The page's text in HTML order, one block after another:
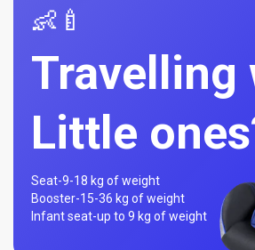
👶🍼
Travelling
Little
Seat-9-18 kg of weight
Booster-15-36 kg of weight
Infant seat-up to 9 kg of weight